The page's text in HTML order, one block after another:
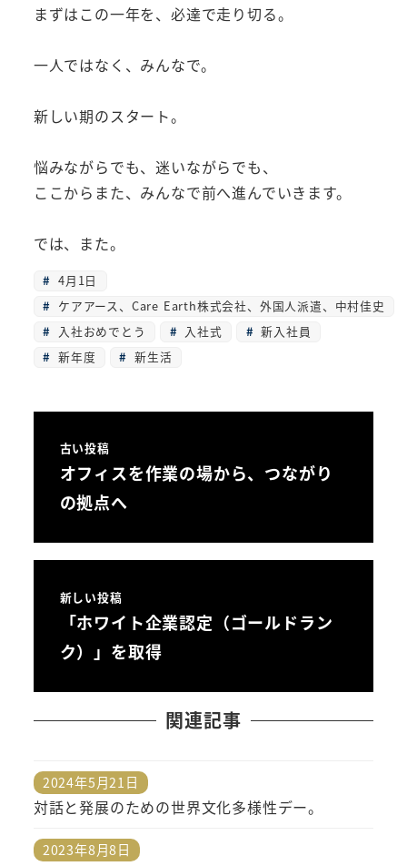
まずはこの一年を、必達で走り切る。
一人ではなく、みんなで。
新しい期のスタート。
悩みながらでも、迷いながらでも、
ここからまた、みんなで前へ進んでいきます。
では、また。
4月1日
ケアアース、Care Earth株式会社、外国人派遣、中村佳史
入社おめでとう
入社式
新入社員
新年度
新生活
古い投稿
オフィスを作業の場から、つながり
の拠点へ
新しい投稿
「ホワイト企業認定（ゴールドラン
ク）」を取得
関連記事
対話と発展のための世界文化多様性デー。
投稿日
2024年5月21日
投稿日
2023年8月8日